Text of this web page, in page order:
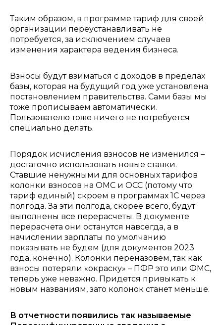
Таким образом, в программе тариф для своей
организации переустанавливать не
потребуется, за исключением случаев
изменения характера ведения бизнеса.
Взносы будут взиматься с доходов в пределах
базы, которая на будущий год уже установлена
постановлением правительства. Сами базы мы
тоже прописываем автоматически.
Пользователю тоже ничего не потребуется
специально делать.
Порядок исчисления взносов не изменился –
достаточно использовать новые ставки.
Ставшие ненужными для основных тарифов
колонки взносов на ОМС и ОСС (потому что
тариф единый) скроем в программах 1С через
полгода. За эти полгода, скорее всего, будут
выполнены все перерасчеты. В документе
перерасчета они останутся навсегда, а в
начислении зарплаты по умолчанию
показывать не будем (для документов 2023
года, конечно). Колонки переназовем, так как
взносы потеряли «окраску» – ПФР это или ФМС,
теперь уже неважно. Придется привыкать к
новым названиям, зато колонок станет меньше.
В отчетности появились так называемые